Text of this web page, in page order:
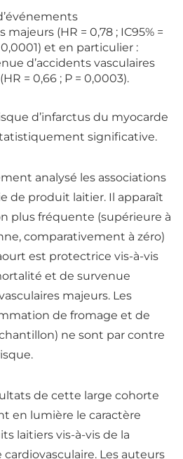
majeurs (HR = 0,78 ; IC95% =
0,0001) et en particulier :
d’accidents vasculaires
= 0,66 ; P = 0,0003).
d’infarctus du myocarde
significative.
analysé les associations
de produit laitier. Il apparaît
plus fréquente (supérieure à
comparativement à zéro)
est protectrice vis-à-vis
et de survenue
majeurs. Les
de fromage et de
ne sont par contre
de cette large cohorte
en lumière le caractère
laitiers vis-à-vis de la
. Les auteurs